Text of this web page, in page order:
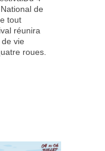
de
tout
réunira
vie
roues.